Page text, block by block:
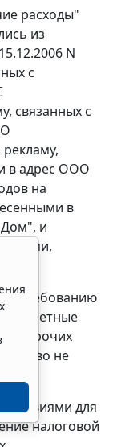
расходы"
из
N
с
связанных с
в адрес ООО
на
в
и
требованию
учетные
прочих
не
для
налоговой